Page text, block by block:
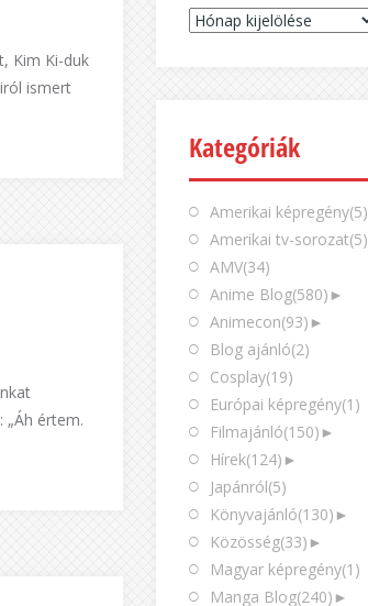
Kim Ki-duk
ismert
„Áh értem.
Archívum
Kategóriák
Amerikai képregény(5)
Amerikai tv-sorozat(5)
AMV(34)
Anime Blog(580) ►
Animecon(93) ►
Blog ajánló(2)
Cosplay(19)
Európai képregény(1)
Filmajánló(150) ►
Hírek(124) ►
Japánról(5)
Könyvajánló(130) ►
Közösség(33) ►
Magyar képregény(1)
Manga Blog(240) ►